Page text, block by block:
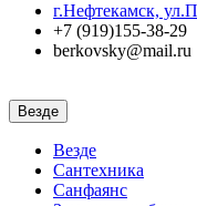
г.Нефтекамск,
+7 (919)155-38-29
berkovsky@mail.ru
Везде
Везде
Сантехника
Санфаянс